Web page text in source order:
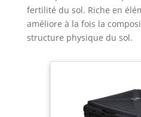
fertilité du sol. Riche en
améliore à la fois la
structure physique du sol.